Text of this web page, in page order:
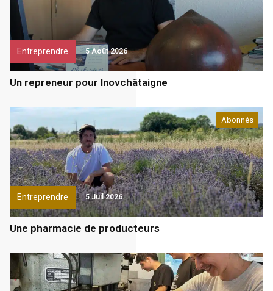
Entreprendre 5 Août 2026
Un repreneur pour Inovchâtaigne
Entreprendre
Abonnés
5 Juil 2026
Une pharmacie de producteurs